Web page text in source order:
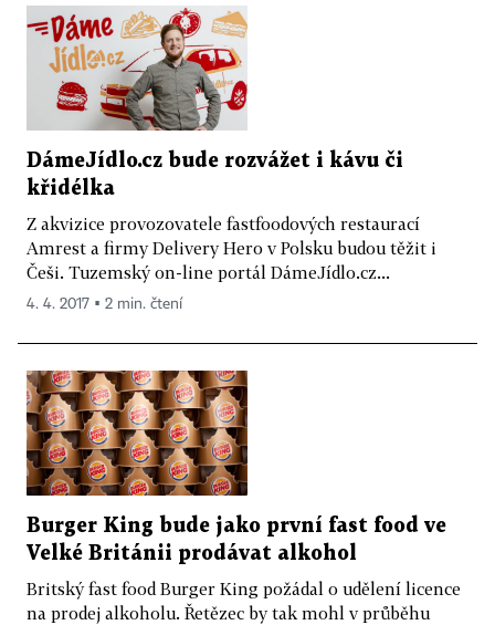
DámeJídlo.cz bude rozvážet i kávu či
křidélka
Z akvizice provozovatele fastfoodových restaurací
Amrest a firmy Delivery Hero v Polsku budou těžit i
Češi. Tuzemský on-line portál DámeJídlo.cz...
4. 4. 2017 ▪ 2 min. čtení
Burger King bude jako první fast food ve
Velké Británii prodávat alkohol
Britský fast food Burger King požádal o udělení licence
na prodej alkoholu. Řetězec by tak mohl v průběhu